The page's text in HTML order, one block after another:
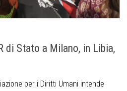
di Stato a Milano, in Libia,
per i Diritti Umani intende